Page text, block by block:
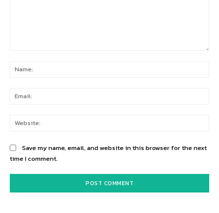
Save my name, email, and website in this browser for the next
time I comment.